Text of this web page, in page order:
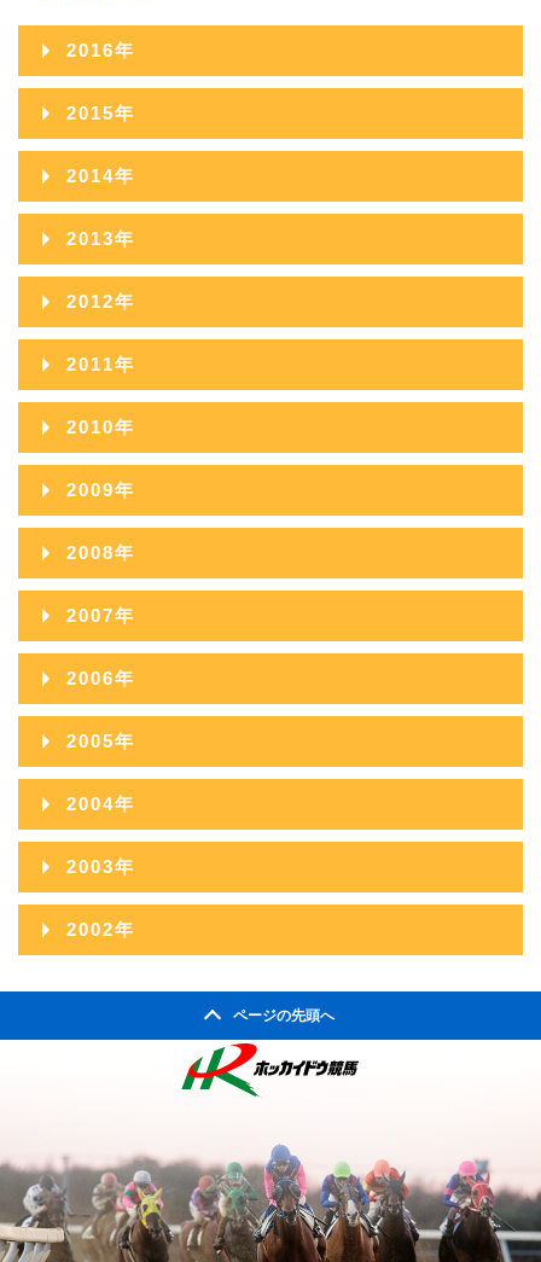
2016年
2016年12月
2016年11月
2016年10月
2016年09月
2016年08月
2016年07月
2016年06月
2016年05月
2016年03月
2016年02月
2016年01月
2015年
2015年12月
2015年11月
2015年10月
2015年09月
2015年08月
2015年07月
2015年06月
2015年05月
2015年03月
2015年02月
2015年01月
2014年
2014年12月
2014年11月
2014年10月
2014年09月
2014年08月
2014年07月
2014年06月
2014年05月
2014年03月
2014年02月
2014年01月
2013年
2013年12月
2013年11月
2013年10月
2013年09月
2013年08月
2013年07月
2013年06月
2013年05月
2013年03月
2013年02月
2013年01月
2012年
2012年12月
2012年11月
2012年10月
2012年09月
2012年08月
2012年07月
2012年06月
2012年05月
2012年03月
2012年02月
2012年01月
2011年
2011年12月
2011年11月
2011年10月
2011年09月
2011年08月
2011年07月
2011年06月
2011年05月
2011年03月
2011年02月
2010年
2010年12月
2010年11月
2010年10月
2010年09月
2010年08月
2010年07月
2010年06月
2010年05月
2010年03月
2009年
2009年12月
2009年11月
2009年10月
2009年09月
2009年08月
2009年07月
2009年06月
2009年05月
2009年03月
2008年
2008年12月
2008年11月
2008年10月
2008年09月
2008年08月
2008年07月
2008年06月
2008年05月
2008年01月
2007年
2007年12月
2007年11月
2007年10月
2007年09月
2007年08月
2007年07月
2007年02月
2007年01月
2006年
2006年12月
2006年11月
2006年10月
2006年09月
2006年08月
2006年03月
2006年02月
2005年
2005年12月
2005年11月
2005年10月
2005年09月
2005年08月
2005年07月
2005年04月
2005年03月
2004年
2004年12月
2004年11月
2004年10月
2004年06月
2004年05月
2003年
2003年12月
2003年07月
2003年06月
2002年
ページの先頭へ